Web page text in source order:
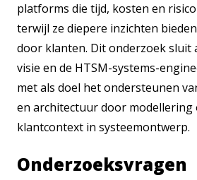
platforms die tijd, kosten en
terwijl ze diepere inzichten
door klanten. Dit onderzoek sluit
visie en de HTSM-systems-
met als doel het ondersteunen
en architectuur door
klantcontext in systeemontwerp.
Onderzoeksvragen